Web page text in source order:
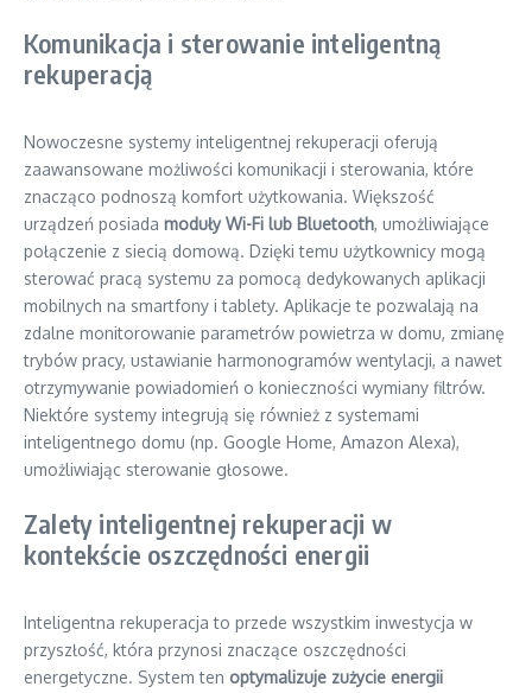
Komunikacja i sterowanie inteligentną
rekuperacją
Nowoczesne systemy inteligentnej rekuperacji oferują
zaawansowane możliwości komunikacji i sterowania, które
znacząco podnoszą komfort użytkowania. Większość
urządzeń posiada moduły Wi-Fi lub Bluetooth, umożliwiające
połączenie z siecią domową. Dzięki temu użytkownicy mogą
sterować pracą systemu za pomocą dedykowanych aplikacji
mobilnych na smartfony i tablety. Aplikacje te pozwalają na
zdalne monitorowanie parametrów powietrza w domu, zmianę
trybów pracy, ustawianie harmonogramów wentylacji, a nawet
otrzymywanie powiadomień o konieczności wymiany filtrów.
Niektóre systemy integrują się również z systemami
inteligentnego domu (np. Google Home, Amazon Alexa),
umożliwiając sterowanie głosowe.
Zalety inteligentnej rekuperacji w
kontekście oszczędności energii
Inteligentna rekuperacja to przede wszystkim inwestycja w
przyszłość, która przynosi znaczące oszczędności
energetyczne. System ten optymalizuje zużycie energii